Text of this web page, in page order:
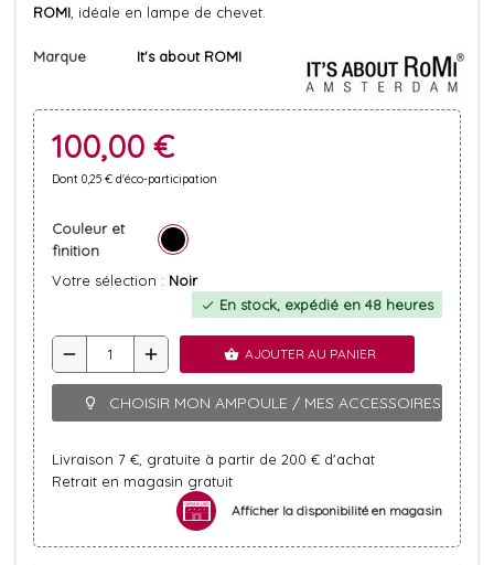
ROMI , idéale en lampe de chevet.
Marque It's about ROMI
100,00 €
Dont 0,25 € d'éco-participation
Couleur et
finition
Votre sélection : Noir
check En stock, expédié en 48 heures
remove add shopping_basket AJOUTER AU PANIER
lightbulb_outline CHOISIR MON AMPOULE / MES ACCESSOIRES
Livraison 7 €, gratuite à partir de 200 € d'achat
Retrait en magasin gratuit
Afficher la disponibilité en magasin